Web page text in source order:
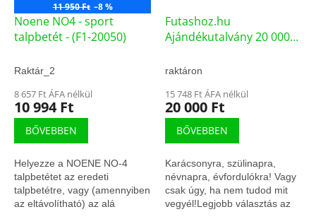
11 950 Ft –8 %
Noene NO4 - sport
talpbetét - (F1-20050)
Raktár_2
8 657 Ft ÁFA nélkül
10 994 Ft
BŐVEBBEN
Helyezze a NOENE NO-4
talpbetétet az eredeti
talpbetétre, vagy (amennyiben
az eltávolítható) az alá
Futashoz.hu
Ajándékutalvány 20 000
futócipő (75662/ISM)
raktáron
15 748 Ft ÁFA nélkül
20 000 Ft
BŐVEBBEN
Karácsonyra, szülinapra,
névnapra, évfordulókra! Vagy
csak úgy, ha nem tudod mit
vegyél!Legjobb választás az